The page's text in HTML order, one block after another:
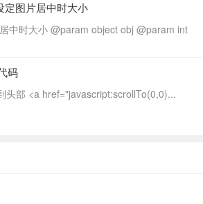
定图片居中时大小
中时大小 @param object obj @param int
码
最简单的回到头部 <a href="javascript:scrollTo(0,0)...